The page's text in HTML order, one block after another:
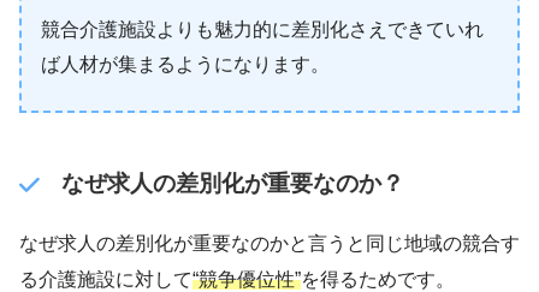
競合介護施設よりも魅力的に差別化さえできていれ
ば人材が集まるようになります。
なぜ求人の差別化が重要なのか？
なぜ求人の差別化が重要なのかと言うと同じ地域の競合す
る介護施設に対して“競争優位性”を得るためです。